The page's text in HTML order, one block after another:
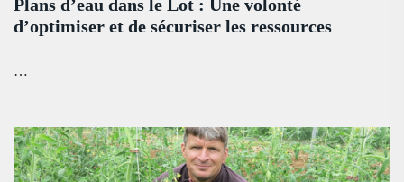
Plans d’eau dans le Lot : Une volonté
d’optimiser et de sécuriser les ressources
…